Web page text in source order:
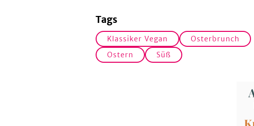
Tags
Klassiker Vegan
Osterbrunch
Ostern
Süß